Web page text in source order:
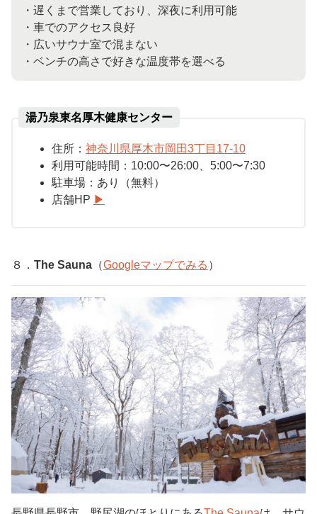
・遅くまで営業しており、深夜に利用可能
・車でのアクセス良好
・広いサウナ室で混まない
・ベンチの高さで好きな温度帯を選べる
湯乃泉東名厚木健康センター
住所： 神奈川県厚木市岡田3丁目17-10
利用可能時間：10:00〜26:00、5:00〜7:30
駐車場： あり（無料）
店舗HP ▶︎
８． The Sauna （Googleマップでみる ）